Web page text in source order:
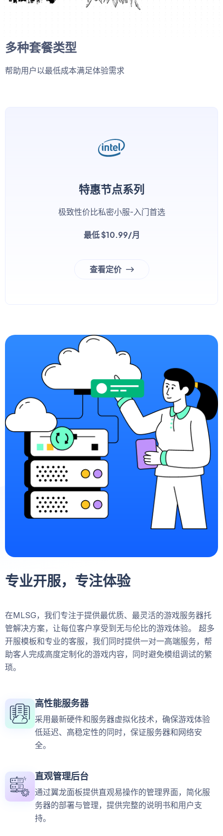
多种套餐类型
帮助用户以最低成本满足体验需求
特惠节点系列
极致性价比私密小服-入门首选
最低 $10.99/月
查看定价
专业开服，专注体验
在MLSG，我们专注于提供最优质、最灵活的游戏服务器托
管解决方案，让每位客户享受到无与伦比的游戏体验。 超多
开服模板和专业的客服，我们同时提供一对一高端服务，帮
助客人完成高度定制化的游戏内容，同时避免模组调试的繁
琐。
高性能服务器
采用最新硬件和服务器虚拟化技术，确保游戏体验
低延迟、高稳定性的同时，保证服务器和网络安
全。
直观管理后台
通过翼龙面板提供直观易操作的管理界面，简化服
务器的部署与管理，提供完整的说明书和用户支
持。